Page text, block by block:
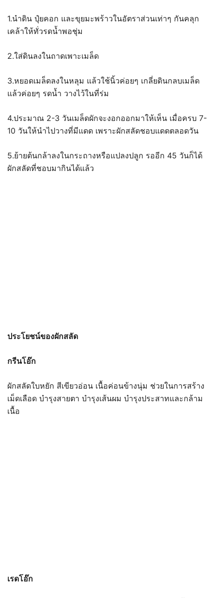
1.นำดิน ปุ๋ยคอก และขุยมะพร้าวในอัตราส่วนเท่าๆ กันคลุก
เคล้าให้ทั่วรดน้ำพอชุ่ม
2.ใส่ดินลงในถาดเพาะเมล็ด
3.หยอดเมล็ดลงในหลุม แล้วใช้นิ้วค่อยๆ เกลี่ยดินกลบเมล็ด
แล้วค่อยๆ รดน้ำ วางไว้ในที่ร่ม
4.ประมาณ 2-3 วันเมล็ดผักจะงอกออกมาให้เห็น เมื่อครบ 7-
10 วันให้นำไปวางที่มีแดด เพราะผักสลัดชอบแดดตลอดวัน
5.ย้ายต้นกล้าลงในกระถางหรือแปลงปลูก รออีก 45 วันก็ได้
ผักสลัดที่ชอบมากินได้แล้ว
ประโยชน์ของผักสลัด
กรีนโอ๊ก
ผักสลัดใบหยัก สีเขียวอ่อน เนื้อค่อนข้างนุ่ม ช่วยในการสร้าง
เม็ดเลือด บำรุงสายตา บำรุงเส้นผม บำรุงประสาทและกล้าม
เนื้อ
เรดโอ๊ก